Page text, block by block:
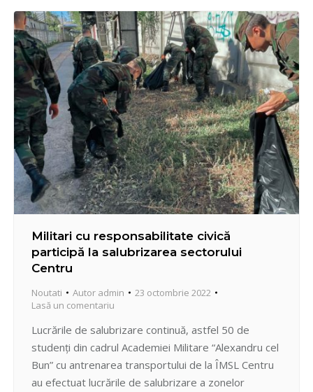
noiembrie 2022 o amplă campanie de salubrizare a
orașului, prin care toată lumea este îndemnată să
efectueze lucrări…
Militari cu responsabilitate civică
participă la salubrizarea sectorului
Centru
Noutati Autor admin
23 octombrie 2022
Lasă un comentariu
Lucrările de salubrizare continuă, astfel 50 de
studenți din cadrul Academiei Militare “Alexandru cel
Bun” cu antrenarea transportului de la ÎMSL Centru
au efectuat lucrările de salubrizare a zonelor